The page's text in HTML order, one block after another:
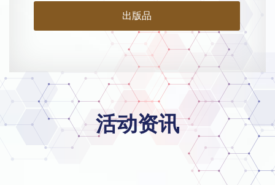
出版品
活动资讯